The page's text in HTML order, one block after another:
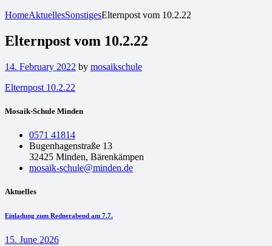
HomeAktuellesSonstigesElternpost vom 10.2.22
Elternpost vom 10.2.22
14. February 2022 by mosaikschule
Elternpost 10.2.22
Mosaik-Schule Minden
0571 41814
Bugenhagenstraße 13
32425 Minden, Bärenkämpen
mosaik-schule@minden.de
Aktuelles
Einladung zum Rednerabend am 7.7.
15. June 2026